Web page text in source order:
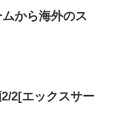
から海外のス
2[エックスサー